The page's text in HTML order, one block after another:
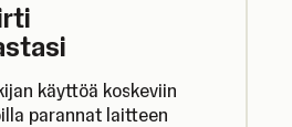
käyttöä koskeviin
parannat laitteen